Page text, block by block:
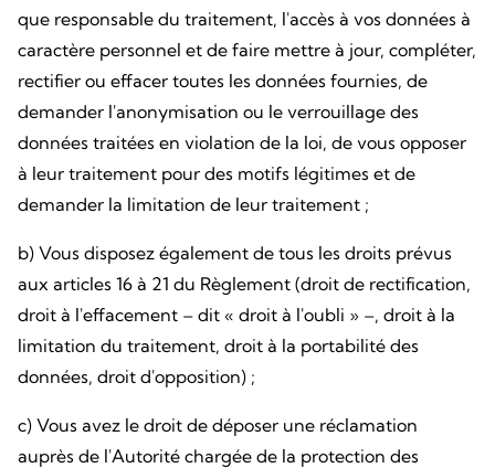
que responsable du traitement, l'accès à vos données à
caractère personnel et de faire mettre à jour, compléter,
rectifier ou effacer toutes les données fournies, de
demander l'anonymisation ou le verrouillage des
données traitées en violation de la loi, de vous opposer
à leur traitement pour des motifs légitimes et de
demander la limitation de leur traitement ;
b) Vous disposez également de tous les droits prévus
aux articles 16 à 21 du Règlement (droit de rectification,
droit à l'effacement – dit « droit à l'oubli » –, droit à la
limitation du traitement, droit à la portabilité des
données, droit d'opposition) ;
c) Vous avez le droit de déposer une réclamation
auprès de l'Autorité chargée de la protection des